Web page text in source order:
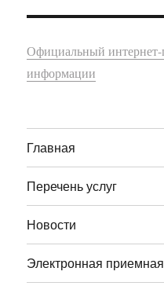
Официальный интернет-
информации
Главная
Перечень услуг
Новости
Электронная приемная